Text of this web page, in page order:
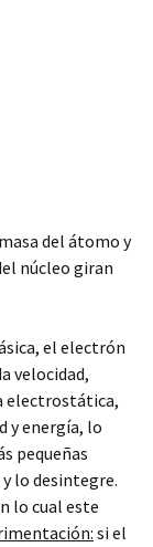
del átomo y
núcleo giran
el electrón
velocidad,
electrostática,
y energía, lo
pequeñas
lo desintegre.
lo cual este
si el